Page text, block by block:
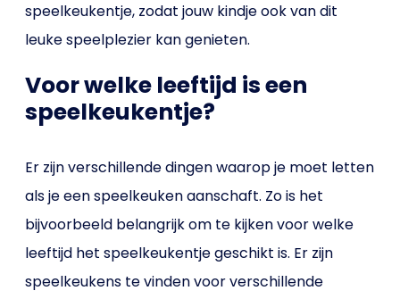
speelkeukentje, zodat jouw kindje ook van dit
leuke speelplezier kan genieten.
Voor welke leeftijd is een
speelkeukentje?
Er zijn verschillende dingen waarop je moet letten
als je een speelkeuken aanschaft. Zo is het
bijvoorbeeld belangrijk om te kijken voor welke
leeftijd het speelkeukentje geschikt is. Er zijn
speelkeukens te vinden voor verschillende